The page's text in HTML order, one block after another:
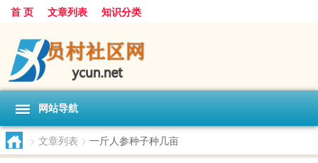
首 页 文章列表 知识分类
网站导航
> 文章列表 > 一斤人参种子种几亩